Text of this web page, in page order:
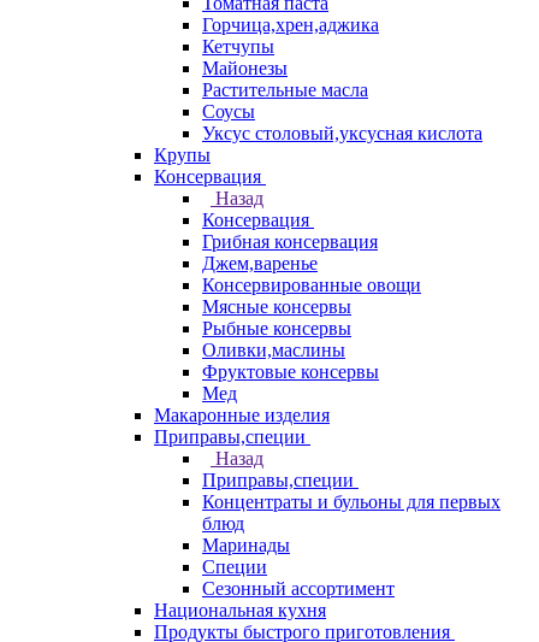
Горчица,хрен,аджика
Кетчупы
Майонезы
Растительные масла
Соусы
Уксус столовый,уксусная кислота
Крупы
Консервация
Назад
Консервация
Грибная консервация
Джем,варенье
Консервированные овощи
Мясные консервы
Рыбные консервы
Оливки,маслины
Фруктовые консервы
Мед
Макаронные изделия
Приправы,специи
Назад
Приправы,специи
Концентраты и бульоны для первых
блюд
Маринады
Специи
Сезонный ассортимент
Национальная кухня
Продукты быстрого приготовления